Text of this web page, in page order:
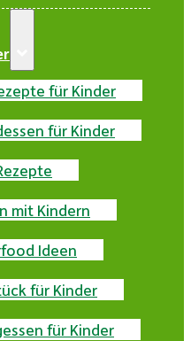
für Kinder
für Kinder
mit Kindern
Ideen
für Kinder
für Kinder